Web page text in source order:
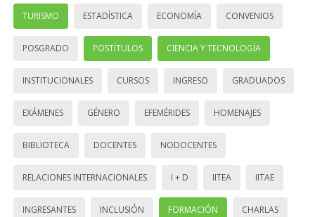
TURISMO ESTADÍSTICA ECONOMÍA CONVENIOS
POSGRADO POSTÍTULOS CIENCIA Y TECNOLOGÍA
INSTITUCIONALES CURSOS INGRESO GRADUADOS
EXÁMENES GÉNERO EFEMÉRIDES HOMENAJES
BIBLIOTECA DOCENTES NODOCENTES
RELACIONES INTERNACIONALES I + D IITEA IITAE
INGRESANTES INCLUSIÓN FORMACIÓN CHARLAS